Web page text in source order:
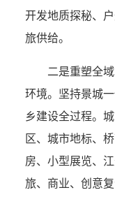
开发地质探秘、
旅供给。
二是重塑全
环境。坚持景城
乡建设全过程。
区、城市地标、
房、小型展览、
旅、商业、创意